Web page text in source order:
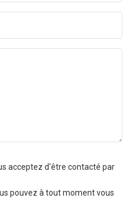
acceptez d'être contacté par
pouvez à tout moment vous